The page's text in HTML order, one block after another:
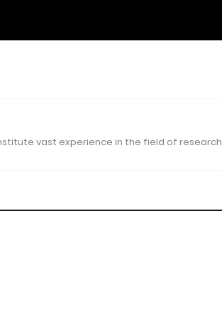
vast experience in the field of research